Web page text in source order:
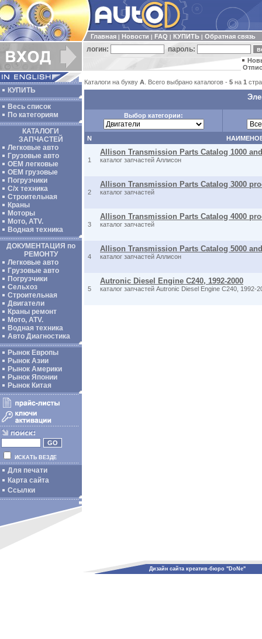
Главная Новости FAQ КУПИТЬ Обратная связь
логин: пароль:
КУПИТЬ
Весь список
По категориям
КАТАЛОГИ
ЗАПЧАСТЕЙ
Легковые авто
Грузовые авто
ОЕМ легковые
OEM грузовые
Погрузчики
С/х техника
Строительная
Краны
Моторы
Мото, ATV.
Водная техника
ДОКУМЕНТАЦИЯ по
РЕМОНТУ
Легковые авто
Грузовые авто
Погрузчики
Сельхоз
Строительная
Двигатели
Краны ремонт
Мото, ATV.
Водная техника
Авто Диагностика
Рынок Европы
Рынок Азии
Рынок Америки
Рынок Японии
Рынок Китая
ИСКАТЬ ВЕЗДЕ
Для печати
Карта сайта
Ссылки
Каталоги на букву A . Всего выбрано каталогов - 5 на 1
Выбор категории:
N
1
Allison Transmission Parts Catalog 1000
каталог запчастей Аллисон
2
Allison Transmission Parts Catalog 3000
каталог запчастей
3
Allison Transmission Parts Catalog 4000
каталог запчастей
4
Allison Transmission Parts Catalog 5000
каталог запчастей Аллисон
5
Autronic Diesel Engine C240, 1992-2000
каталог запчастей Autronic Diesel Engine C240, 1992-
Дизайн сайта креатив-бюро "DoNe"